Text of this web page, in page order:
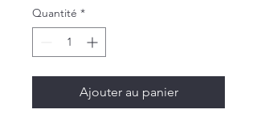
Quantité *
Ajouter au panier